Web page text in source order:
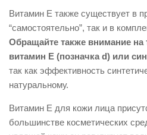
Витамин Е также существует в
“самостоятельно”, так и в
Обращайте также внимание на
витамин Е (позначка d) или
так как эффективность
натуральному.
Витамин Е для кожи лица
большинстве косметических